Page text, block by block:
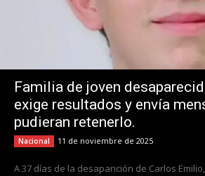
Familia de joven
exige resultados y envía
pudieran retenerlo.
Nacional 11 de noviembre de 2025
A 37 días de la desaparición de Carlos